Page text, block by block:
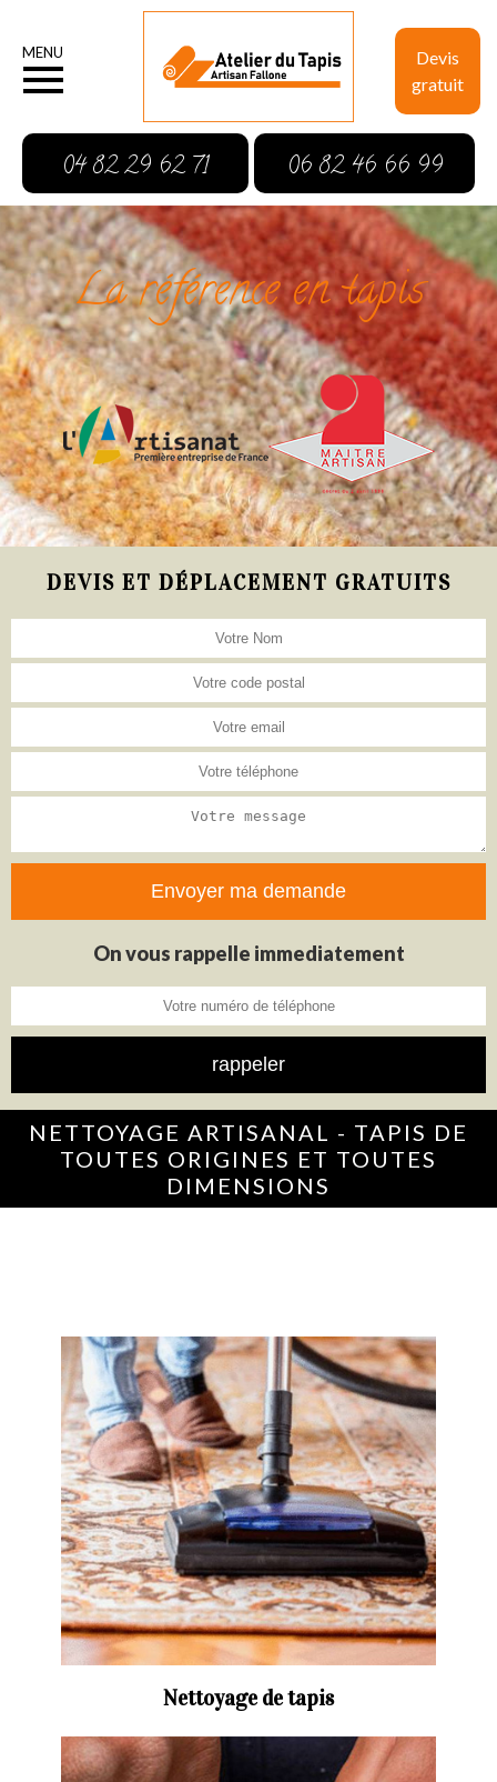
Devis
gratuit
MENU
04 82 29 62 71 06 82 46 66 99
La référence en tapis
DEVIS ET DÉPLACEMENT GRATUITS
On vous rappelle immediatement
NETTOYAGE ARTISANAL - TAPIS DE
TOUTES ORIGINES ET TOUTES
DIMENSIONS
Nettoyage de tapis